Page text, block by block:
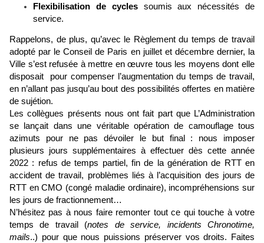
Flexibilisation de cyclessoumis aux nécessités de
service.
Rappelons, de plus, qu’avec le Règlement du temps de travail
adopté par le Conseil de Paris en juillet et décembre dernier, la
Ville s’est refusée à mettre en œuvre tous les moyens dont elle
disposait pour compenser l’augmentation du temps de travail,
en n’allant pas jusqu’au bout des possibilités offertes en matière
de sujétion.
Les collègues présents nous ont fait part que L’Administration
se lançait dans une véritable opération de camouflage tous
azimuts pour ne pas dévoiler le but final : nous imposer
plusieurs jours supplémentaires à effectuer dès cette année
2022 : refus de temps partiel, fin de la génération de RTT en
accident de travail, problèmes liés à l’acquisition des jours de
RTT en CMO (congé maladie ordinaire), incompréhensions sur
les jours de fractionnement…
N’hésitez pas à nous faire remonter tout ce qui touche à votre
temps de travail (notes de service, incidents Chronotime,
mails..) pour que nous puissions préserver vos droits. Faites